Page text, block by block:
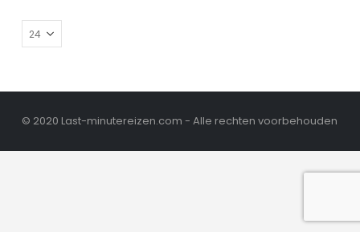
© 2020 Last-minutereizen.com - Alle rechten voorbehouden